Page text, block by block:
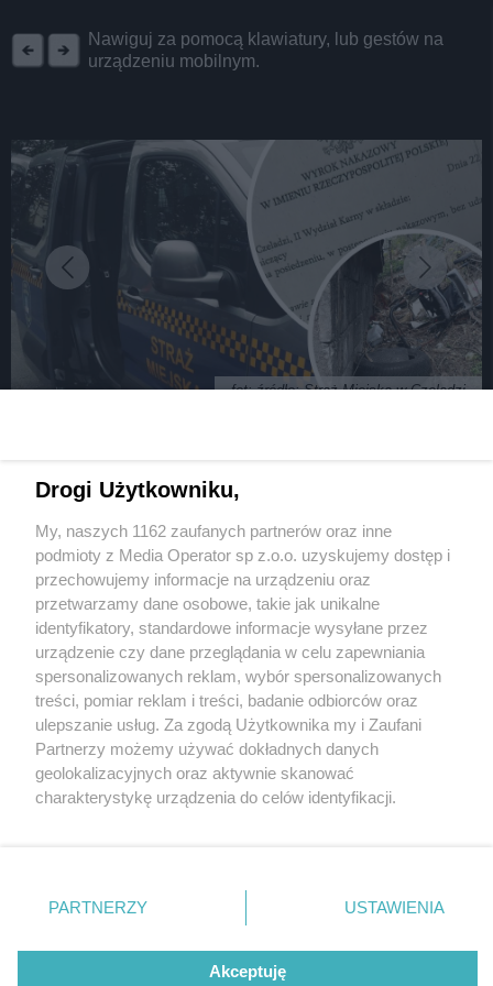
Nawiguj za pomocą klawiatury, lub gestów na
urządzeniu mobilnym.
fot: źródło: Straż Miejska w Czeladzi
ciebie weźmie, a sąd ukarze
1 / 8
Czeladz Kary Niesprzatanie
Nieruchomosci Straz Miejska
Czeladz Ilustracja Zrodlo
Straz Miejska Czeladz at
Facebook 01
Wydawca mediów lokalnych
Nie zapomnij
zapoznać się z:
polityką prywatności
Twojemiasto
Piekary Śląskie
Chorzów
Tarnowskie Góry
Gliwice
Skontakuj sięz nami
Kontakt
Redakcja
Newsletter
Drogi Użytkowniku,
My, naszych 1162 zaufanych partnerów oraz inne
podmioty z Media Operator sp z.o.o. uzyskujemy dostęp i
przechowujemy informacje na urządzeniu oraz
przetwarzamy dane osobowe, takie jak unikalne
identyfikatory, standardowe informacje wysyłane przez
urządzenie czy dane przeglądania w celu zapewniania
spersonalizowanych reklam, wybór spersonalizowanych
treści, pomiar reklam i treści, badanie odbiorców oraz
ulepszanie usług. Za zgodą Użytkownika my i Zaufani
Partnerzy możemy używać dokładnych danych
geolokalizacyjnych oraz aktywnie skanować
charakterystykę urządzenia do celów identyfikacji.
zmienić/wycofać klikając przycisk ustawień prywatności
znajdujący się w lewym dolnym rogu strony
rodzaje przetwarzania danych nie wymagają zgody
użytkownika, ale masz prawo sprzeciwić się takiemu
PARTNERZY USTAWIENIA
Akceptuję